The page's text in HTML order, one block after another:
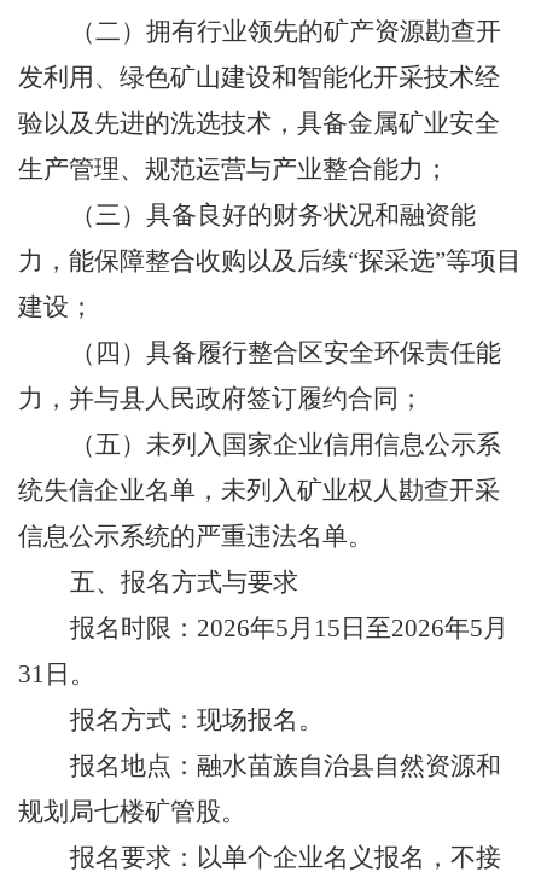
（二）拥有行业领先的矿产资源勘查开
发利用、绿色矿山建设和智能化开采技术经
验以及先进的洗选技术，具备金属矿业安全
生产管理、规范运营与产业整合能力 ；
（三）具备良好的财务状况和融资能
力，能保障整合收购以及后续“探采选”等项目
建设；
（四）具备履行整合区安全环保责任能
力，并与县人民政府签订履约合同；
（五）未列入国家企业信用信息公示系
统失信企业名单，未列入矿业权人勘查开采
信息公示系统的严重违法名单。
五、报名方式与要求
报名时限： 2026年5月 15 日至2026年5月
31 日。
报名方式：现场报名。
报名地点：融水苗族自治县自然资源和
规划局七楼矿管股。
报名要求：以单个企业名义报名，不接